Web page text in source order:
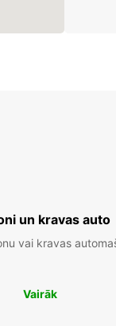
un kravas auto
vai kravas
Vairāk